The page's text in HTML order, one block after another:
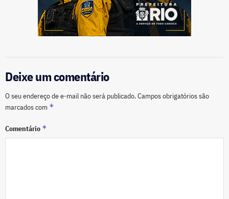
Deixe um comentário
O seu endereço de e-mail não será publicado.Campos obrigatórios são
marcados com *
Comentário *